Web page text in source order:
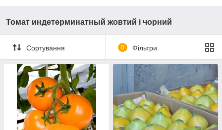
Томат индетерминатный жовтий і чорний
Сортування 0 Фільтри